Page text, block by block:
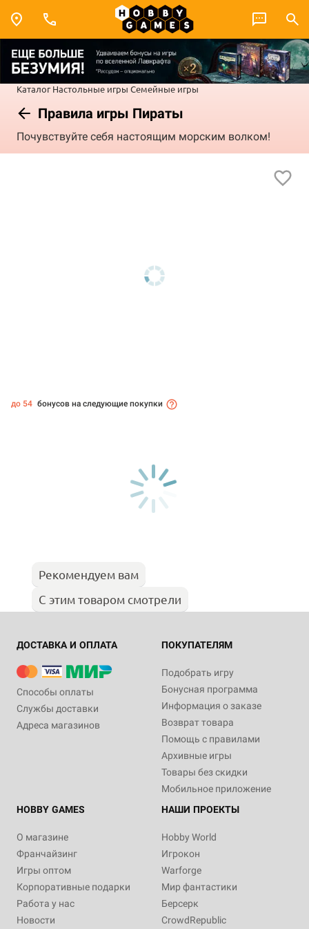
Каталог Настольные игры Семейные игры
Правила игры Пираты
Почувствуйте себя настоящим морским волком!
до 54 бонусов на следующие покупки
Рекомендуем вам
С этим товаром смотрели
ДОСТАВКА И ОПЛАТА
Способы оплаты
Службы доставки
Адреса магазинов
ПОКУПАТЕЛЯМ
Подобрать игру
Бонусная программа
Информация о заказе
Возврат товара
Помощь с правилами
Архивные игры
Товары без скидки
Мобильное приложение
HOBBY GAMES
О магазине
Франчайзинг
Игры оптом
Корпоративные подарки
Работа у нас
Новости
НАШИ ПРОЕКТЫ
Hobby World
Игрокон
Warforge
Мир фантастики
Берсерк
CrowdRepublic